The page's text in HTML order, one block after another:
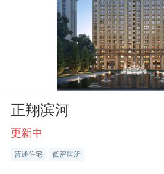
正翔滨河
更新中
普通住宅 低密居所